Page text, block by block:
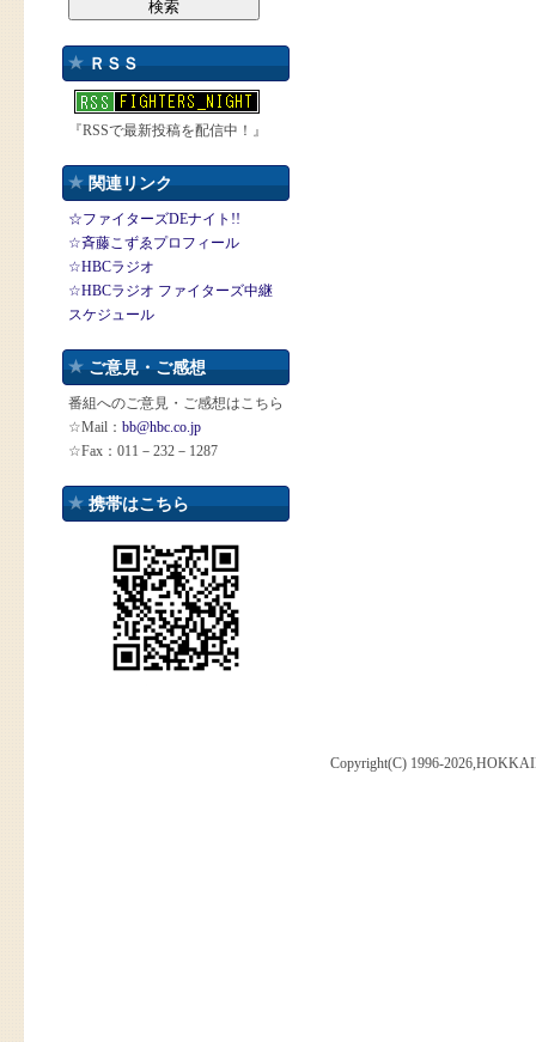
ＲＳＳ
『RSSで最新投稿を配信中！』
関連リンク
☆ファイターズDEナイト!!
☆斉藤こずゑプロフィール
☆HBCラジオ
☆HBCラジオ ファイターズ中継
スケジュール
ご意見・ご感想
番組へのご意見・ご感想はこちら
☆Mail： bb@hbc.co.jp
☆Fax：011－232－1287
携帯はこちら
Copyright(C) 1996-